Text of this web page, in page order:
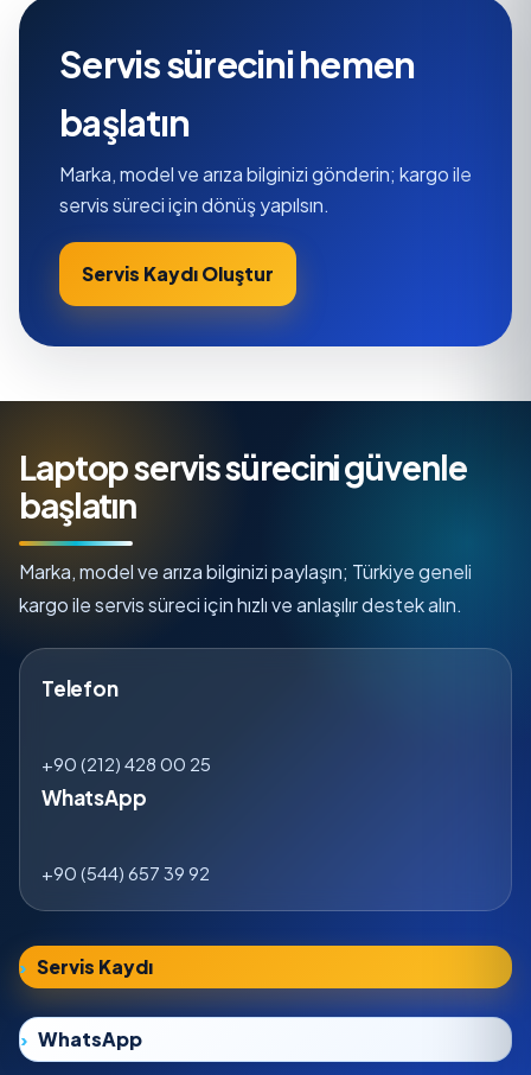
Servis sürecini hemen
başlatın
Marka, model ve arıza bilginizi gönderin; kargo ile
servis süreci için dönüş yapılsın.
Servis Kaydı Oluştur
Laptop servis sürecini güvenle
başlatın
Marka, model ve arıza bilginizi paylaşın; Türkiye geneli
kargo ile servis süreci için hızlı ve anlaşılır destek alın.
Telefon
+90 (212) 428 00 25
WhatsApp
+90 (544) 657 39 92
Servis Kaydı
WhatsApp